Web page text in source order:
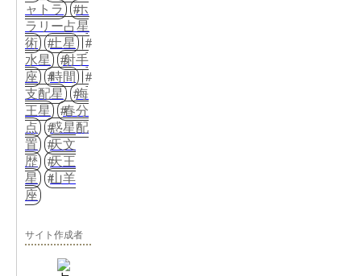
ャトラ
ホ
ラリー占星
術
土星
水星
射手
座
時間
支配星
海
王星
春分
点
惑星配
置
天文
歴
天王
星
山羊
座
サイト作成者